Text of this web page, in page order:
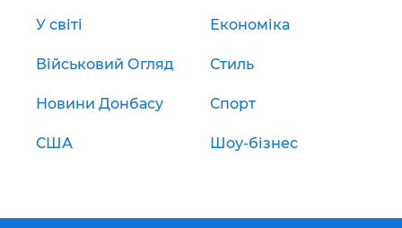
У світі Економіка
Військовий Огляд Стиль
Новини Донбасу Спорт
США Шоу-бізнес